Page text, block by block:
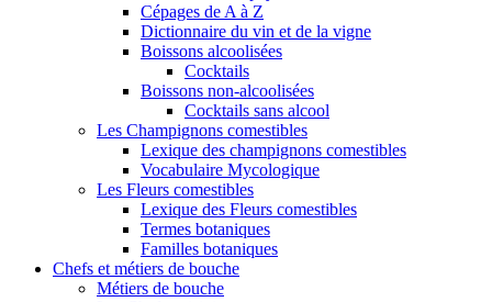
Cépages de A à Z
Dictionnaire du vin et de la vigne
Boissons alcoolisées
Cocktails
Boissons non-alcoolisées
Cocktails sans alcool
Les Champignons comestibles
Lexique des champignons comestibles
Vocabulaire Mycologique
Les Fleurs comestibles
Lexique des Fleurs comestibles
Termes botaniques
Familles botaniques
Chefs et métiers de bouche
Métiers de bouche